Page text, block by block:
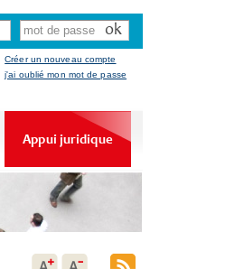
Créer un nouveau compte
j'ai oublié mon mot de passe
Appui juridique